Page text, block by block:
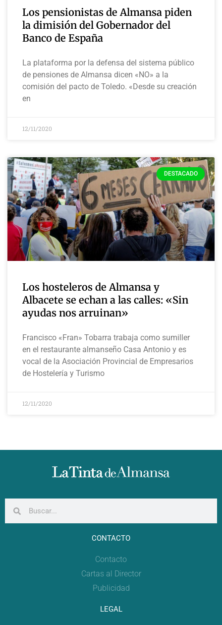
Los pensionistas de Almansa piden
la dimisión del Gobernador del
Banco de España
La plataforma por la defensa del sistema público
de pensiones de Almansa dicen «NO» a la
comisión del pacto de Toledo. «Desde su creación
en
12/11/2020
DESTACADO
Los hosteleros de Almansa y
Albacete se echan a las calles: «Sin
ayudas nos arruinan»
Francisco «Fran» Tobarra trabaja como sumiller
en el restaurante almanseño Casa Antonio y es
vocal de la Asociación Provincial de Empresarios
de Hostelería y Turismo
12/11/2020
CONTACTO
Contacto
Cartas al Director
Publicidad
LEGAL